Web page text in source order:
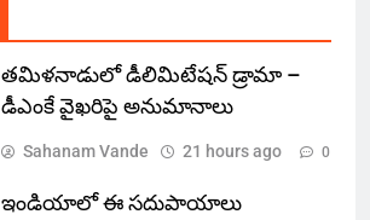
తమిళనాడులో డీలిమిటేషన్ డ్రామా –
డీఎంకే వైఖరిపై అనుమానాలు
Sahanam Vande 21 hours ago 0
ఇండియాలో‌ ఈ సదుపాయాలు